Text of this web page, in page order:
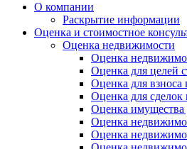
О компании
Раскрытие информации
Оценка и стоимостное
Оценка недвижимости
Оценка
Оценка для целей
Оценка для взноса
Оценка для
Оценка имущества
Оценка
Оценка